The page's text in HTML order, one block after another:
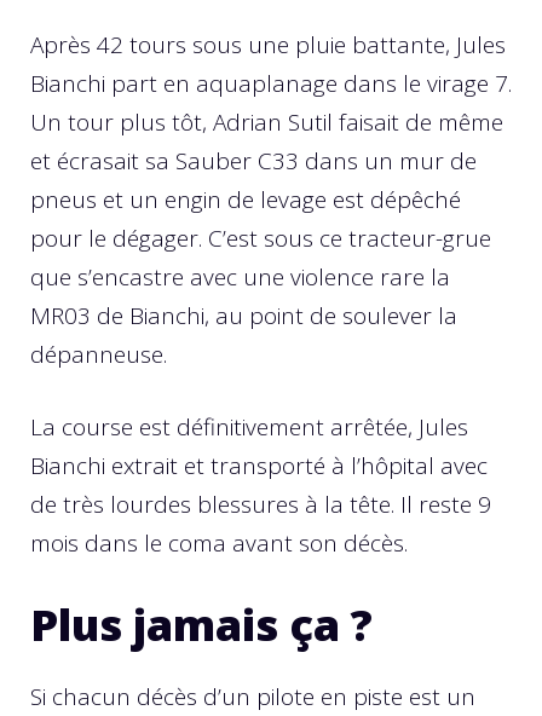
Après 42 tours sous une pluie battante, Jules
Bianchi part en aquaplanage dans le virage 7.
Un tour plus tôt, Adrian Sutil faisait de même
et écrasait sa Sauber C33 dans un mur de
pneus et un engin de levage est dépêché
pour le dégager. C’est sous ce tracteur-grue
que s’encastre avec une violence rare la
MR03 de Bianchi, au point de soulever la
dépanneuse.
La course est définitivement arrêtée, Jules
Bianchi extrait et transporté à l’hôpital avec
de très lourdes blessures à la tête. Il reste 9
mois dans le coma avant son décès.
Plus jamais ça ?
Si chacun décès d’un pilote en piste est un